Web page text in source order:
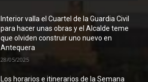
Interior valla el Cuartel de la Guardia Civil
para hacer unas obras y el Alcalde teme
que olviden construir uno nuevo en
Antequera
28/05/2025
Los horarios e itinerarios de la Semana